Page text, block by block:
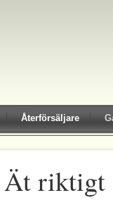
Återförsäljare
Ät riktigt